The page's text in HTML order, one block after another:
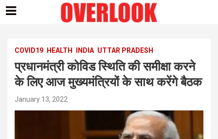
contentCOVID19 HEALTH INDIA UTTAR PRADESH
प्रधानमंत्री कोविड स्थिति की समीक्षा करने
के लिए आज मुख्यमंत्रियों के साथ करेंगे बैठक
January 13, 2022